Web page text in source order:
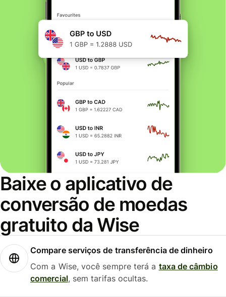
Baixe o aplicativo de
conversão de moedas
gratuito da Wise
Compare serviços de transferência de dinheiro
Com a Wise, você sempre terá a taxa de câmbio
comercial, sem tarifas ocultas.